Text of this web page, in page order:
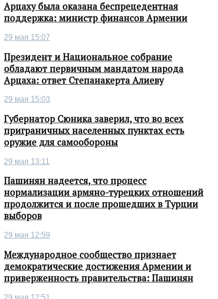
Арцаху была оказана беспрецедентная
поддержка: министр финансов Армении
29 мая 15:07
Президент и Национальное собрание
обладают первичным мандатом народа
Арцаха: ответ Степанакерта Алиеву
29 мая 15:03
Губернатор Сюника заверил, что во всех
приграничных населенных пунктах есть
оружие для самообороны
29 мая 13:11
Пашинян надеется, что процесс
нормализации армяно-турецких отношений
продолжится и после прошедших в Турции
выборов
29 мая 12:59
Международное сообщество признает
демократические достижения Армении и
приверженность правительства: Пашинян
29 мая 12:51